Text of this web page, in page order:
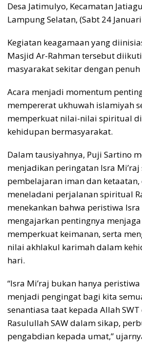
Desa Jatimulyo, Kecamatan
Lampung Selatan, (Sabt 24
Kegiatan keagamaan yang
Masjid Ar-Rahman tersebut
masyarakat sekitar dengan
Acara menjadi momentum
mempererat ukhuwah islamiyah
memperkuat nilai-nilai spiritual
kehidupan bermasyarakat.
Dalam tausiyahnya, Puji Sartino
menjadikan peringatan Isra
pembelajaran iman dan ketaatan,
meneladani perjalanan spiritual
menekankan bahwa peristiwa Isra
mengajarkan pentingnya
memperkuat keimanan, serta
nilai akhlakul karimah dalam
hari.
“Isra Mi’raj bukan hanya
menjadi pengingat bagi kita
senantiasa taat kepada Allah
Rasulullah SAW dalam sikap,
pengabdian kepada umat,”